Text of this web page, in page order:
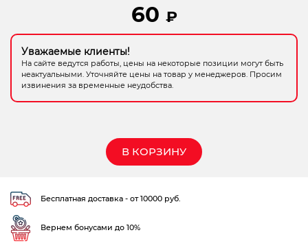
60 ₽
Уважаемые клиенты!
На сайте ведутся работы, цены на некоторые позиции могут быть
неактуальными. Уточняйте цены на товар у менеджеров. Просим
извинения за временные неудобства.
В КОРЗИНУ
Бесплатная доставка - от 10000 руб.
Вернем бонусами до 10%